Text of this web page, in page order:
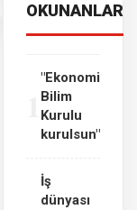
OKUNANLAR
"Ekonomi
Bilim
Kurulu
kurulsun"
İş
dünyası